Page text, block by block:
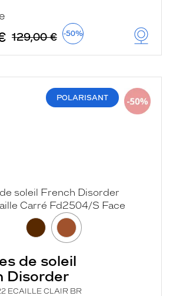
129,00 € -50%
POLARISANT
de soleil
Disorder
ECAILLE CLAIR BR